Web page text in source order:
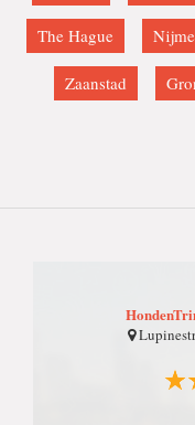
The Hague
Zaanstad